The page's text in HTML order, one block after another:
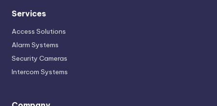
Services
Access Solutions
Alarm Systems
Security Cameras
Intercom Systems